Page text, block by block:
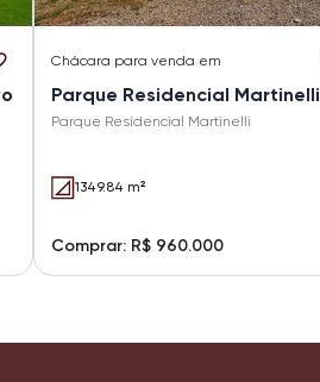
Chácara para venda em
Parque Residencial Martinelli
Parque Residencial Martinelli
1349.84 m²
Comprar: R$ 960.000